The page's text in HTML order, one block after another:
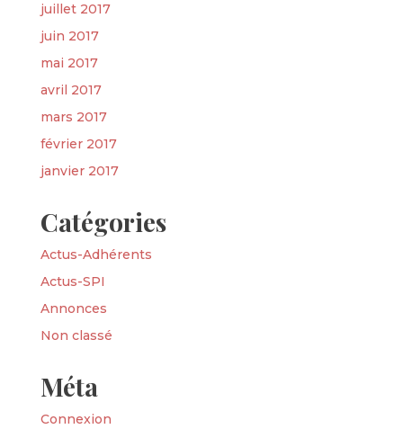
juillet 2017
juin 2017
mai 2017
avril 2017
mars 2017
février 2017
janvier 2017
Catégories
Actus-Adhérents
Actus-SPI
Annonces
Non classé
Méta
Connexion